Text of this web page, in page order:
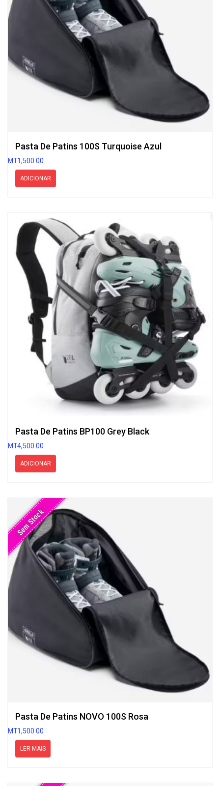
Pasta De Patins 100S Turquoise Azul
MT1,500.00
ADICIONAR
Pasta De Patins BP100 Grey Black
MT4,500.00
ADICIONAR
Sem Stock
Pasta De Patins NOVO 100S Rosa
MT1,500.00
LER MAIS